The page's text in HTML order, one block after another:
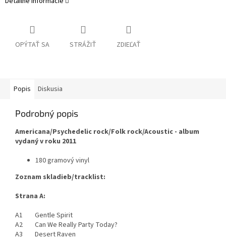
OPÝTAŤ SA STRÁŽIŤ ZDIEĽAŤ
Popis Diskusia
Podrobný popis
Americana/Psychedelic rock/Folk rock/Acoustic - album
vydaný v roku 2011
180 gramový vinyl
Zoznam skladieb/tracklist:
Strana A:
A1 Gentle Spirit
A2 Can We Really Party Today?
A3 Desert Raven